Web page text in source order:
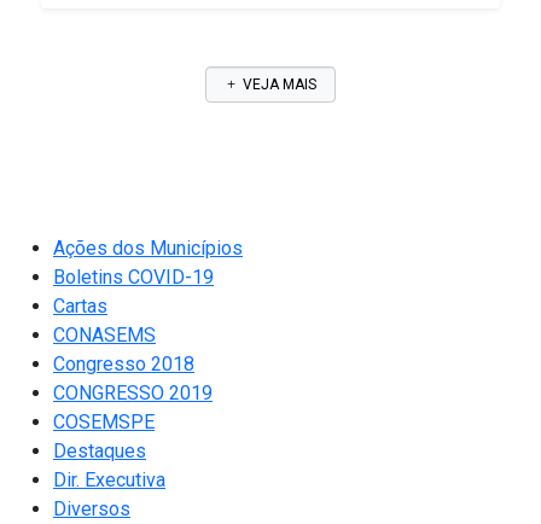
VEJA MAIS
Ações dos Municípios
Boletins COVID-19
Cartas
CONASEMS
Congresso 2018
CONGRESSO 2019
COSEMSPE
Destaques
Dir. Executiva
Diversos